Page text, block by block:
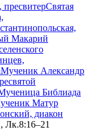
Святая
Макарий
Мученик Александр
Библиада
Матур
диакон
Лк.8:16–21